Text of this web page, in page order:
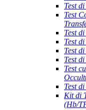
Test
Test
Test
Test
Test
Test
Test
Test
Kit di
(Hb/